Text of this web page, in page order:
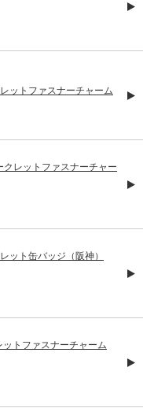
ットファスナーチャーム
レットファスナーチャー
ット缶バッジ（阪神）
トファスナーチャーム